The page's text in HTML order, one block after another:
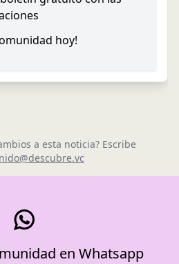
hoy!
a esta noticia? Escribe
en Whatsapp